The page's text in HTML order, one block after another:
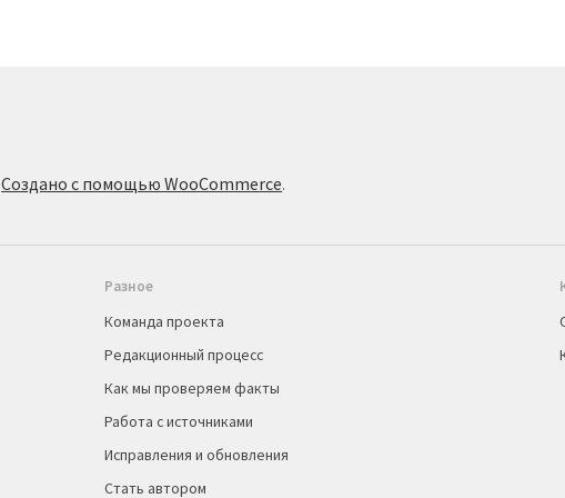
Создано с помощью WooCommerce.
Разное
Команда проекта
Редакционный процесс
Как мы проверяем факты
Работа с источниками
Исправления и обновления
Стать автором